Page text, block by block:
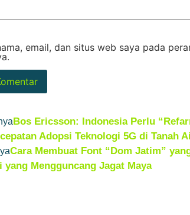
email, dan situs web saya pada
Bos Ericsson: Indonesia Perlu
Adopsi Teknologi 5G di Tanah
Cara Membuat Font “Dom Jatim”
yang Mengguncang Jagat Maya